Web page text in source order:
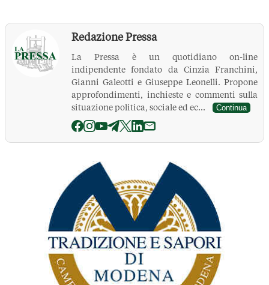
Redazione Pressa
La Pressa è un quotidiano on-line
indipendente fondato da Cinzia Franchini,
Gianni Galeotti e Giuseppe Leonelli. Propone
approfondimenti, inchieste e commenti sulla
situazione politica, sociale ed ec...
Continua